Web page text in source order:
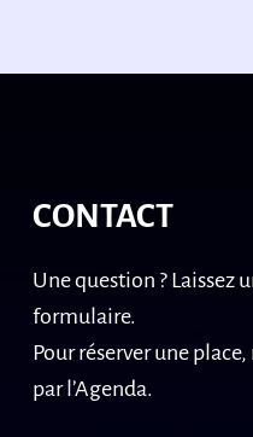
CONTACT
Une question ? Laissez
formulaire.
Pour réserver une
par l’Agenda.